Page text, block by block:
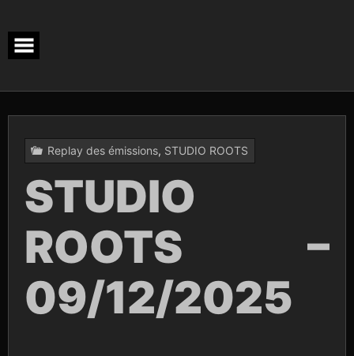
content
Replay des émissions, STUDIO ROOTS
STUDIO
ROOTS –
09/12/2025